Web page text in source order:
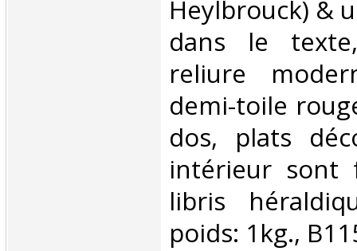
Heylbrouck) &
dans le
reliure
demi-toile
dos, plats
intérieur sont
libris
poids: 1kg.,